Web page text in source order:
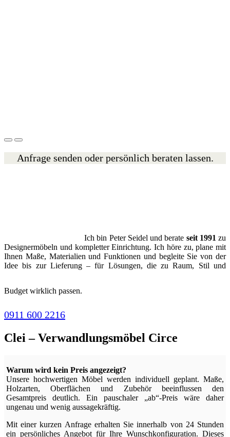
Anfrage senden oder persönlich beraten lassen.
Ich bin Peter Seidel und berate seit 1991 zu
Designermöbeln und kompletter Einrichtung. Ich höre zu, plane mit
Ihnen Maße, Materialien und Funktionen und begleite Sie von der
Idee bis zur Lieferung – für Lösungen, die zu Raum, Stil und
Budget wirklich passen.
0911 600 2216
Clei – Verwandlungsmöbel Circe
Warum wird kein Preis angezeigt?
Unsere hochwertigen Möbel werden individuell geplant. Maße,
Holzarten, Oberflächen und Zubehör beeinflussen den
Gesamtpreis deutlich. Ein pauschaler „ab“-Preis wäre daher
ungenau und wenig aussagekräftig.
Mit einer kurzen Anfrage erhalten Sie innerhalb von 24 Stunden
ein persönliches Angebot für Ihre Wunschkonfiguration. Dieses